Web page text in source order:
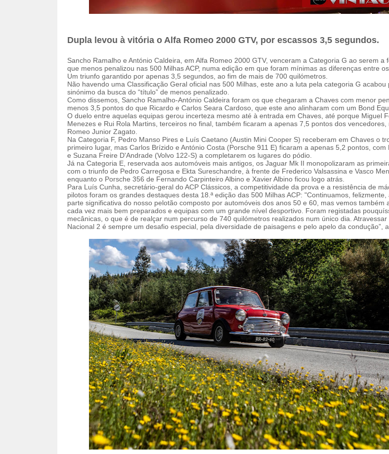
Dupla levou à vitória o Alfa Romeo 2000 GTV, por escassos 3,5 segundos.
Sancho Ramalho e António Caldeira, em Alfa Romeo 2000 GTV, venceram a Categoria G ao serem a
que menos penalizou nas 500 Milhas ACP, numa edição em que foram mínimas as diferenças entre
Um triunfo garantido por apenas 3,5 segundos, ao fim de mais de 700 quilómetros.
Não havendo uma Classificação Geral oficial nas 500 Milhas, este ano a luta pela categoria G acabou
sinónimo da busca do “título” de menos penalizado.
Como dissemos, Sancho Ramalho-António Caldeira foram os que chegaram a Chaves com menor
menos 3,5 pontos do que Ricardo e Carlos Seara Cardoso, que este ano alinharam com um Bond
O duelo entre aquelas equipas gerou incerteza mesmo até à entrada em Chaves, até porque Miguel
Menezes e Rui Rola Martins, terceiros no final, também ficaram a apenas 7,5 pontos dos vencedores,
Romeo Junior Zagato.
Na Categoria F, Pedro Manso Pires e Luís Caetano (Austin Mini Cooper S) receberam em Chaves o
primeiro lugar, mas Carlos Brízido e António Costa (Porsche 911 E) ficaram a apenas 5,2 pontos, com
e Suzana Freire D'Andrade (Volvo 122-S) a completarem os lugares do pódio.
Já na Categoria E, reservada aos automóveis mais antigos, os Jaguar Mk II monopolizaram as
com o triunfo de Pedro Carregosa e Ekta Sureschandre, à frente de Frederico Valsassina e Vasco
enquanto o Porsche 356 de Fernando Carpinteiro Albino e Xavier Albino ficou logo atrás.
Para Luís Cunha, secretário-geral do ACP Clássicos, a competitividade da prova e a resistência de
pilotos foram os grandes destaques desta 18.ª edição das 500 Milhas ACP: "Continuamos, felizmente,
parte significativa do nosso pelotão composto por automóveis dos anos 50 e 60, mas vemos também
cada vez mais bem preparados e equipas com um grande nível desportivo. Foram registadas
mecânicas, o que é de realçar num percurso de 740 quilómetros realizados num único dia. Atravessar
Nacional 2 é sempre um desafio especial, pela diversidade de paisagens e pelo apelo da condução”,